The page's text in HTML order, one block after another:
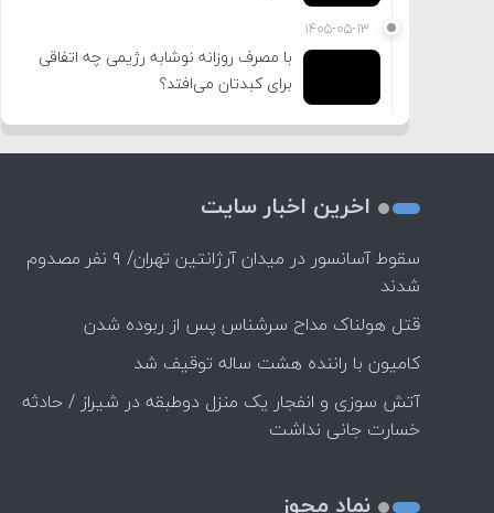
۱۴۰۵-۰۵-۱۳
با مصرف روزانه نوشابه رژیمی چه اتفاقی
برای کبدتان می‌افتد؟
اخرین اخبار سایت
سقوط آسانسور در میدان آرژانتین تهران/ ۹ نفر مصدوم
شدند
قتل هولناک مداح سرشناس پس از ربوده شدن
کامیون با راننده هشت ساله توقیف شد
آتش سوزی و انفجار یک منزل دوطبقه در شیراز / حادثه
خسارت جانی نداشت
نماد مجوز